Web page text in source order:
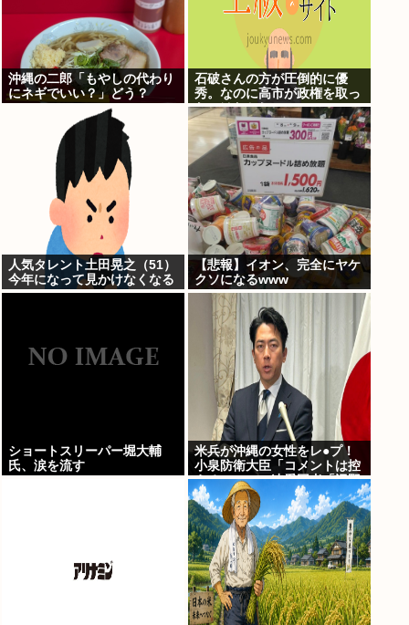
沖縄の二郎「もやしの代わり
にネギでいい？」どう？
石破さんの方が圧倒的に優
秀。なのに高市が政権を取っ
たのはおかしい
人気タレント土田晃之（51）
今年になって見かけなくなる
【悲報】イオン、完全にヤケ
クソになるwww
ショートスリーパー堀大輔
氏、涙を流す
米兵が沖縄の女性をレ●プ！
小泉防衛大臣「コメントは控
える」ニュー速愛国者「辺野
古！」